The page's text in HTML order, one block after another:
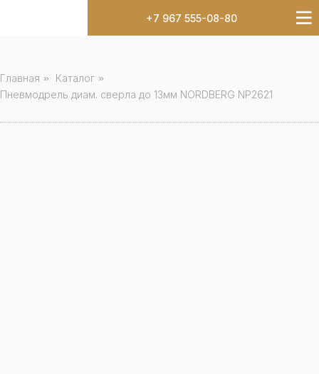
+7 967 555-08-80
Главная » Каталог »
Пневмодрель диам. сверла до 13мм NORDBERG NP2621